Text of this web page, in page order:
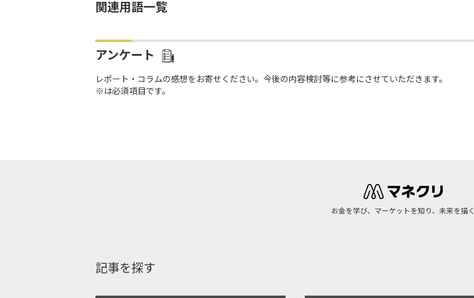
関連用語一覧
アンケート
レポート・コラムの感想をお寄せください。今後の内容検討等に参考にさせていただきます。
※は必須項目です。
お金を学び、マーケットを知り、未来を描く
記事を探す